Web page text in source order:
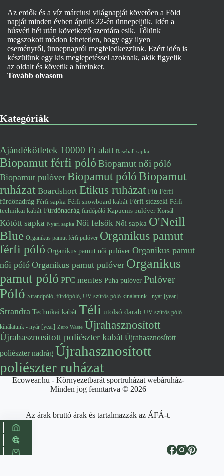
Az erdők és a víz márciusi világnapját követően a Föld
napját minden évben április 22-én ünnepeljük. Idén a
húsvéti hét után következő szerdára esik. Tőlünk
megszokott módon lehetetlen, hogy egy ilyen
eseményről, ünnepnapról megfeledkezzünk. Ezért idén is
készülünk egy kis meglepetéssel azoknak, akik figyelik
az oldalt és követik a híreinket.
Tovább olvasom
Kategóriák
Ajándékötletek 10000 Ft alatt Baseball sapka
Biopamut férfi póló Biopamut női póló
Biopamut pulóver Biopamut pólóBiopamut
ruházat Boardshort Etikus ruházat Fiú Férfi
fürdőnadrág Férfi sapka Férfi snowboard kabát Férfi sídzseki Férfi
technikai kabát Fürdőnadrág fürdőpóló Kapucnis pulóver Körsál
Kötött sapka Nyári sapka Női felsők Női sapka O'Neill
Blue Organikus pamut férfi pulóver Organikus pamut
férfi póló Organikus pamut női pulóver Organikus pamut
női póló Organikus pamut pulóver Organikus
pamut póló PFC mentes Puha pulóver Pulóver
Póló Strandpóló, fürdőpóló, UV szűrős póló kínálatunk - nyár [year]
Strandra Technikai kabát Téli utolsó darab UV szűrős póló
kínálatunk - nyár [year] Zero Waste Újrahasznosított
Újrahasznosított poliészter kabát Újrahasznosított
poliészter nadrág Újrahasznosított
poliészter ruházat
Ecowear.hu - Környezetbarát sportruházat webáruház-
Minden jog fenntartva © 2026
Az árak bruttó árak és tartalmazzák az ÁFÁ-t.